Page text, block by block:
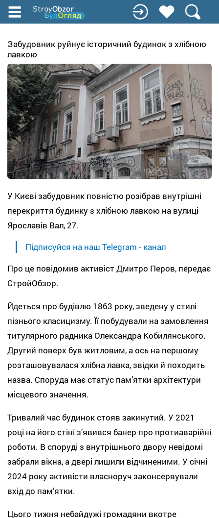
Перейти
до
вмісту
Забудовник руйнує історичний будинок з хлібною
лавкою
У Києві забудовник повністю розібрав внутрішні
перекриття будинку з хлібною лавкою на вулиці
Ярославів Вал, 27.
Підписуйся на наш Telegram - канал
Про це повідомив активіст Дмитро Перов, передає
СтройОбзор.
Йдеться про будівлю 1863 року, зведену у стилі
пізнього класицизму. Її побудували на замовлення
титулярного радника Олександра Кобилянського.
Другий поверх був житловим, а ось на першому
розташовувалася хлібна лавка, звідки й походить
назва. Споруда має статус памʼятки архітектури
місцевого значення.
Тривалий час будинок стояв закинутий. У 2021
році на його стіні зʼявився банер про протиаварійні
роботи. В споруді з внутрішнього двору невідомі
забрали вікна, а двері лишили відчиненими. У січні
2024 року активісти власноруч законсервували
вхід до памʼятки.
Цього тижня небайдужі громадяни вкотре